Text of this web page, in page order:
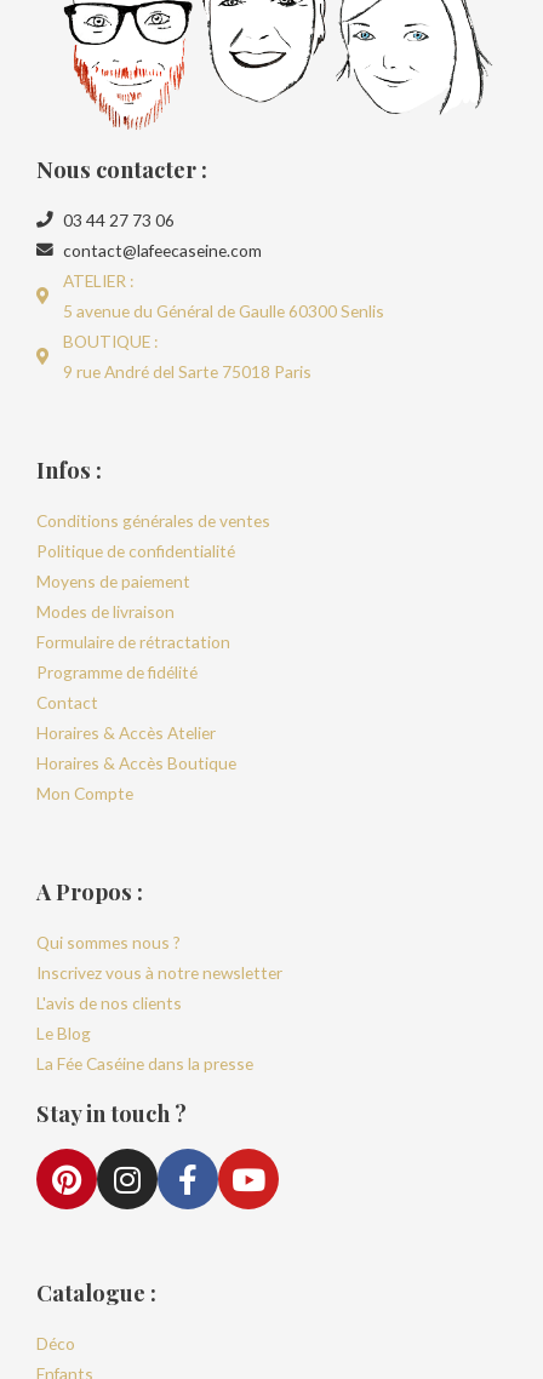
Nous contacter :
03 44 27 73 06
contact@lafeecaseine.com
ATELIER :
5 avenue du Général de Gaulle 60300 Senlis
BOUTIQUE :
9 rue André del Sarte 75018 Paris
Infos :
Conditions générales de ventes
Politique de confidentialité
Moyens de paiement
Modes de livraison
Formulaire de rétractation
Programme de fidélité
Contact
Horaires & Accès Atelier
Horaires & Accès Boutique
Mon Compte
A Propos :
Qui sommes nous ?
Inscrivez vous à notre newsletter
L'avis de nos clients
Le Blog
La Fée Caséine dans la presse
Stay in touch ?
Catalogue :
Déco
Enfants